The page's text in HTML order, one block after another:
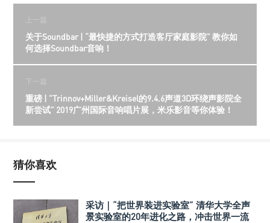
上一篇
关于Soundbar | “最快捷的方式打造客厅家庭影院” 教你如
何选择Soundbar音响！
下一篇
重磅 | ”Trinnov+Miller&Kreisel的9.4.6声道3D环绕声影院全
新尝试” 2019广州国际音响唱片展，米乐影音等你体验！
猜你喜欢
采访｜“把世界装进实验室” 清华大学全声
景实验室的20年进化之路，冲击世界一流